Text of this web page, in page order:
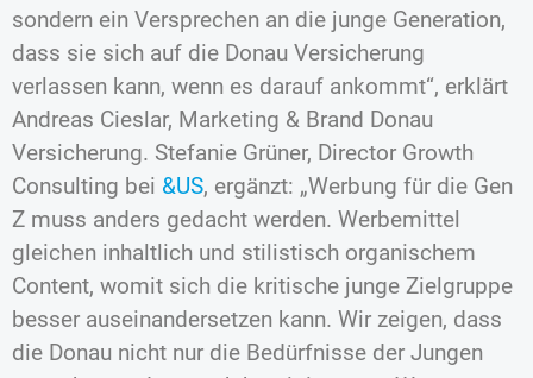
sondern ein Versprechen an die junge Generation,
dass sie sich auf die Donau Versicherung
verlassen kann, wenn es darauf ankommt“, erklärt
Andreas Cieslar, Marketing & Brand Donau
Versicherung. Stefanie Grüner, Director Growth
Consulting bei &US, ergänzt: „Werbung für die Gen
Z muss anders gedacht werden. Werbemittel
gleichen inhaltlich und stilistisch organischem
Content, womit sich die kritische junge Zielgruppe
besser auseinandersetzen kann. Wir zeigen, dass
die Donau nicht nur die Bedürfnisse der Jungen